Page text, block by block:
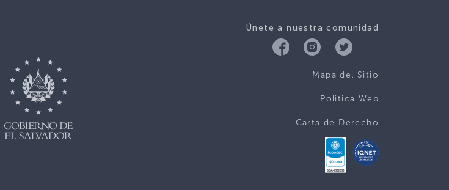
Únete a nuestra comunidad
Mapa del Sitio
Politica Web
Carta de Derecho